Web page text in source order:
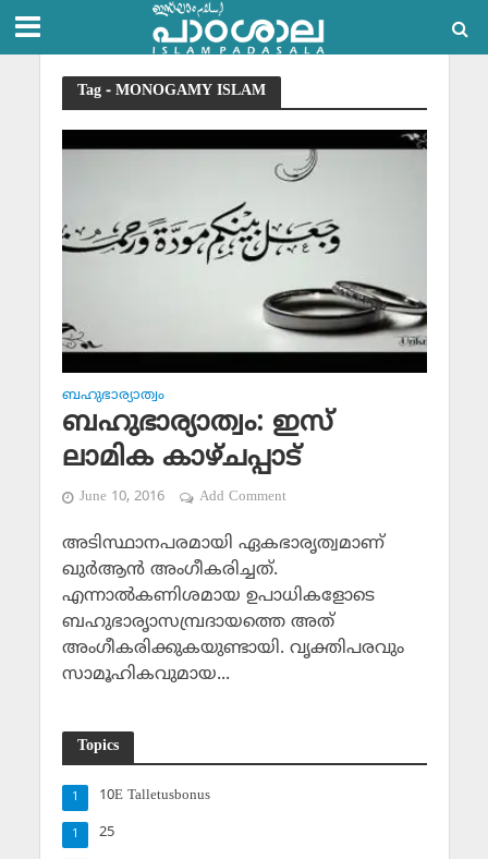
Tag - MONOGAMY ISLAM
ബഹുഭാര്യാത്വം
ബഹുഭാര്യാത്വം: ഇസ്
ലാമിക കാഴ്ചപ്പാട്
June 10, 2016 Add Comment
അടിസ്ഥാനപരമായി ഏകഭാരൃത്വമാണ്
ഖുര്‍ആന്‍ അംഗീകരിച്ചത്.
എന്നാല്‍കണിശമായ ഉപാധികളോടെ
ബഹുഭാരൃാസമ്പ്രദായത്തെ അത്
അംഗീകരിക്കുകയുണ്ടായി. വൃക്തിപരവും
സാമൂഹികവുമായ...
Topics
10E Talletusbonus
1
25
1